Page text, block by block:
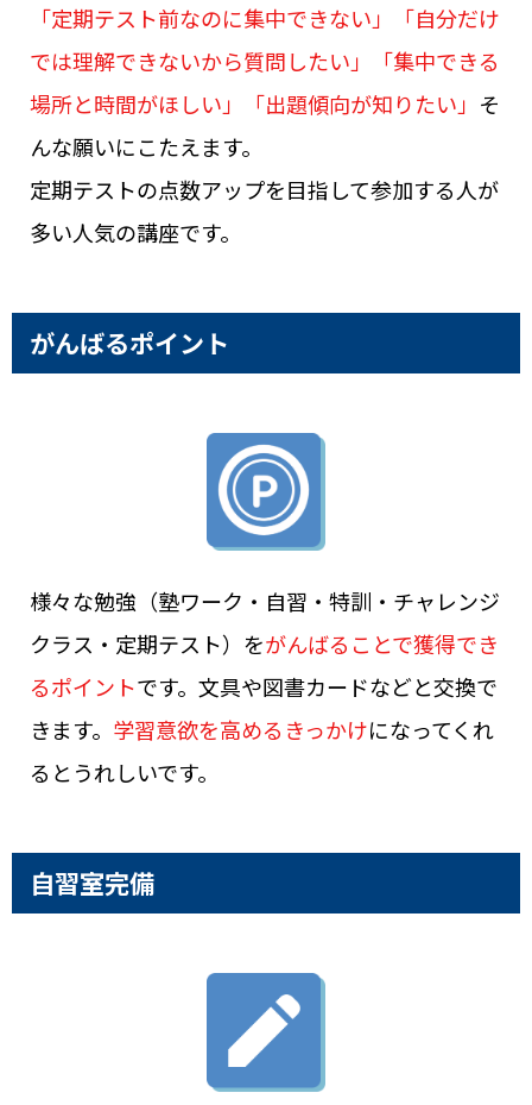
「定期テスト前なのに集中できない」「自分だけ
では理解できないから質問したい」「集中できる
場所と時間がほしい」「出題傾向が知りたい」 そ
んな願いにこたえます。
定期テストの点数アップを目指して参加する人が
多い人気の講座です。
がんばるポイント
様々な勉強（塾ワーク・自習・特訓・チャレンジ
クラス・定期テスト）をがんばることで獲得でき
るポイントです。文具や図書カードなどと交換で
きます。 学習意欲を高めるきっかけになってくれ
るとうれしいです。
自習室完備